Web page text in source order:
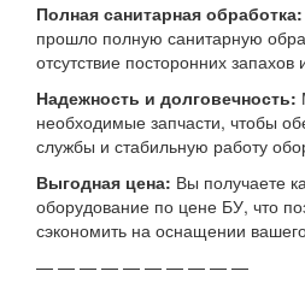
Полная санитарная обработка:
прошло полную санитарную
отсутствие посторонних запахов
Надежность и долговечность:
необходимые запчасти, чтобы
службы и стабильную работу
Выгодная цена: Вы получаете
оборудование по цене БУ, что
сэкономить на оснащении
— — — — — — — — — —